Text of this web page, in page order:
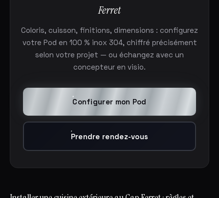
Ferret
Coloris, cuisson, finitions, dimensions : configurez
votre Pod en 100 % inox 304, chiffré précisément
selon votre projet — ou échangez avec un
concepteur en visio.
Configurer mon Pod
Prendre rendez-vous